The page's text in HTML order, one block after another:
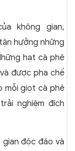
không gian,
hưởng những
hạt cà phê
được pha chế
mỗi giọt cà phê
nghiệm đích
độc đáo và